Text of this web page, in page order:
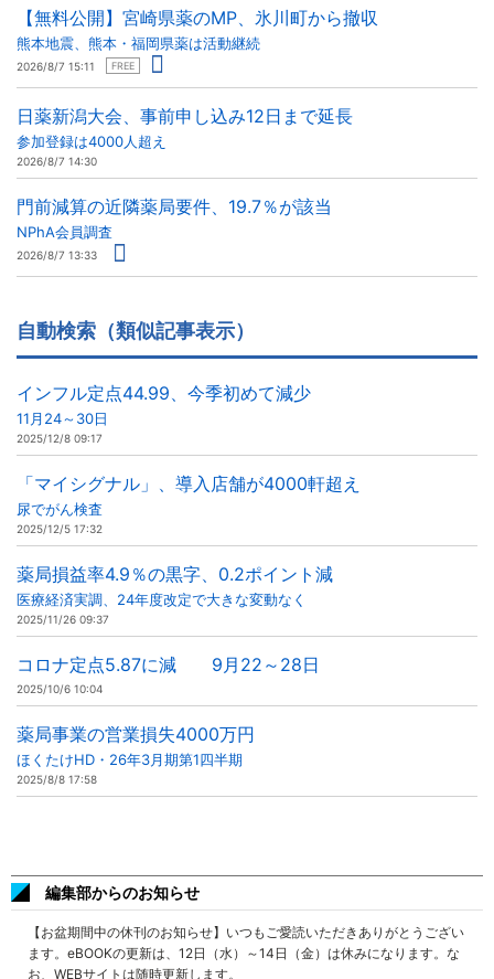
【無料公開】宮崎県薬のMP、氷川町から撤収
熊本地震、熊本・福岡県薬は活動継続
2026/8/7 15:11 FREE
日薬新潟大会、事前申し込み12日まで延長
参加登録は4000人超え
2026/8/7 14:30
門前減算の近隣薬局要件、19.7％が該当
NPhA会員調査
2026/8/7 13:33
自動検索（類似記事表示）
インフル定点44.99、今季初めて減少
11月24～30日
2025/12/8 09:17
「マイシグナル」、導入店舗が4000軒超え
尿でがん検査
2025/12/5 17:32
薬局損益率4.9％の黒字、0.2ポイント減
医療経済実調、24年度改定で大きな変動なく
2025/11/26 09:37
コロナ定点5.87に減 9月22～28日
2025/10/6 10:04
薬局事業の営業損失4000万円
ほくたけHD・26年3月期第1四半期
2025/8/8 17:58
編集部からのお知らせ
【お盆期間中の休刊のお知らせ】いつもご愛読いただきありがとうござい
ます。eBOOKの更新は、12日（水）～14日（金）は休みになります。な
お、WEBサイトは随時更新します。